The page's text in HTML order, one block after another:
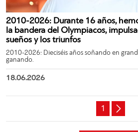
2010-2026: Durante 16 años,
la bandera del Olympiacos,
sueños y los triunfos
2010-2026: Dieciséis años soñando en
ganando.
18.06.2026
1